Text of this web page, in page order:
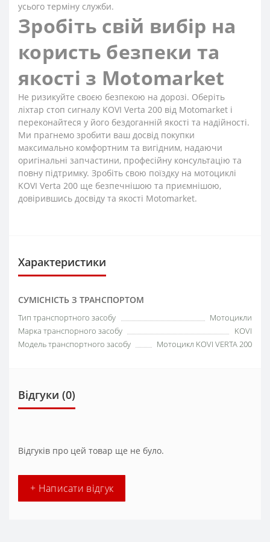
усього терміну служби.
Зробіть свій вибір на
користь безпеки та
якості з Motomarket
Не ризикуйте своєю безпекою на дорозі. Оберіть
ліхтар стоп сигналу KOVI Verta 200 від Motomarket і
переконайтеся у його бездоганній якості та надійності.
Ми прагнемо зробити ваш досвід покупки
максимально комфортним та вигідним, надаючи
оригінальні запчастини, професійну консультацію та
повну підтримку. Зробіть свою поїздку на мотоциклі
KOVI Verta 200 ще безпечнішою та приємнішою,
довірившись досвіду та якості Motomarket.
Характеристики
СУМІСНІСТЬ З ТРАНСПОРТОМ
Тип транспортного засобу
Мотоцикли
Марка транспорного засобу
KOVI
Модель транспортного засобу
Мотоцикл KOVI VERTA 200
Відгуки (0)
Відгуків про цей товар ще не було.
+ Написати відгук